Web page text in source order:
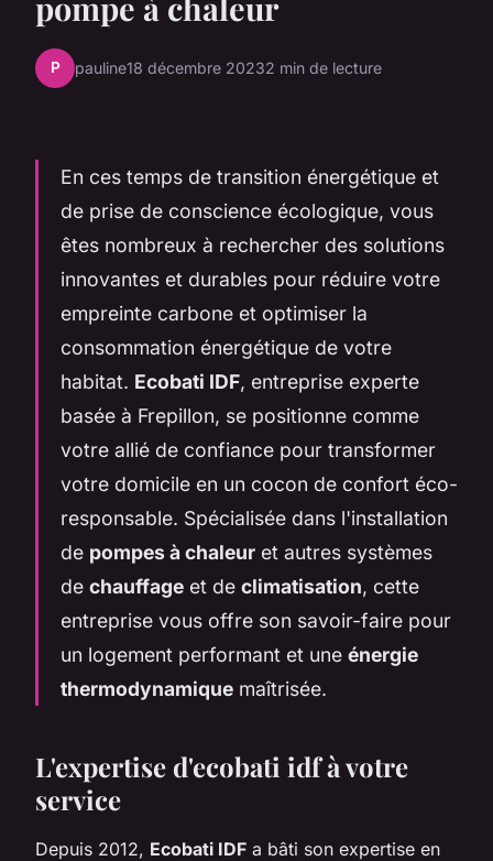
P pauline18 décembre 20232 min de lecture
En ces temps de transition énergétique et
de prise de conscience écologique, vous
êtes nombreux à rechercher des solutions
innovantes et durables pour réduire votre
empreinte carbone et optimiser la
consommation énergétique de votre
habitat. Ecobati IDF, entreprise experte
basée à Frepillon, se positionne comme
votre allié de confiance pour transformer
votre domicile en un cocon de confort éco-
responsable. Spécialisée dans l'installation
de pompes à chaleur et autres systèmes
de chauffage et de climatisation, cette
entreprise vous offre son savoir-faire pour
un logement performant et une énergie
thermodynamique maîtrisée.
L'expertise d'ecobati idf à votre
service
Depuis 2012, Ecobati IDF a bâti son expertise en